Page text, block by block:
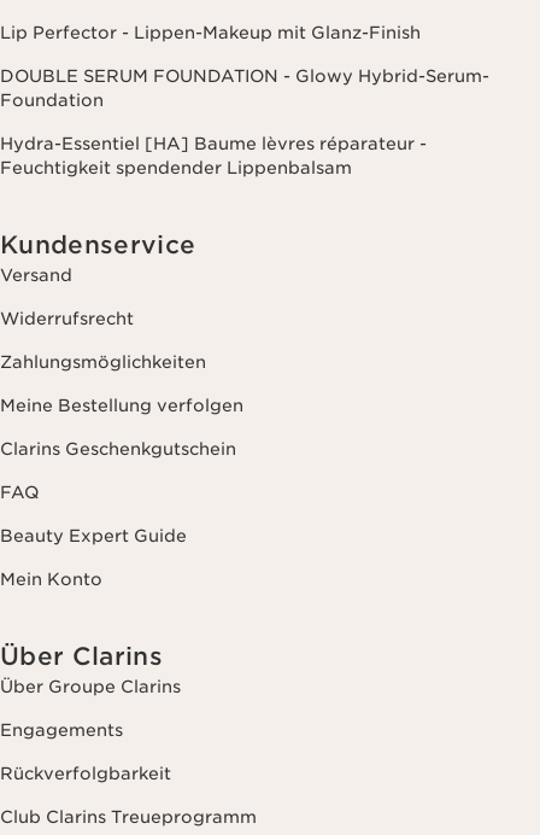
Lip Perfector - Lippen-Makeup mit Glanz-Finish
DOUBLE SERUM FOUNDATION - Glowy Hybrid-Serum-
Foundation
Hydra-Essentiel [HA] Baume lèvres réparateur -
Feuchtigkeit spendender Lippenbalsam
Kundenservice
Versand
Widerrufsrecht
Zahlungsmöglichkeiten
Meine Bestellung verfolgen
Clarins Geschenkgutschein
FAQ
Beauty Expert Guide
Mein Konto
Über Clarins
Über Groupe Clarins
Engagements
Rückverfolgbarkeit
Club Clarins Treueprogramm